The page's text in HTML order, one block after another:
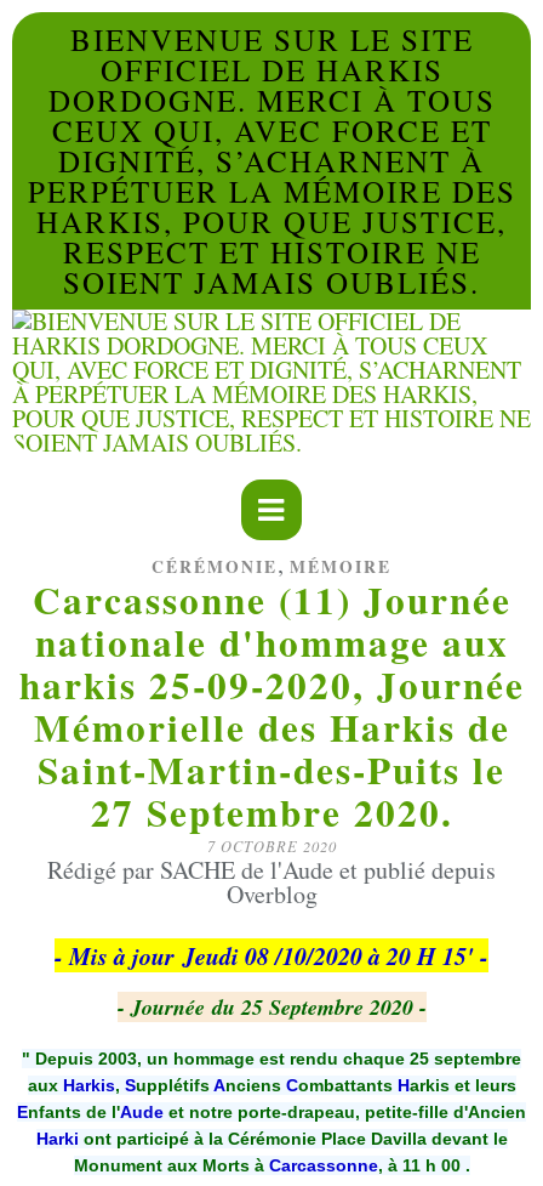
BIENVENUE SUR LE SITE
OFFICIEL DE HARKIS
DORDOGNE. MERCI À TOUS
CEUX QUI, AVEC FORCE ET
DIGNITÉ, S’ACHARNENT À
PERPÉTUER LA MÉMOIRE DES
HARKIS, POUR QUE JUSTICE,
RESPECT ET HISTOIRE NE
SOIENT JAMAIS OUBLIÉS.
CÉRÉMONIE, MÉMOIRE
Carcassonne (11) Journée
nationale d'hommage aux
harkis 25-09-2020, Journée
Mémorielle des Harkis de
Saint-Martin-des-Puits le
27 Septembre 2020.
7 OCTOBRE 2020
Rédigé par SACHE de l'Aude et publié depuis
Overblog
- Mis à jour Jeudi 08 /10/2020 à 20 H 15' -
- Journéedu 25 Septembre 2020 -
" Depuis 2003, un hommage est rendu chaque 25 septembre
aux Harkis, SupplétifsAnciens Combattants Harkis et leurs
Enfants de l'Aude et notre porte-drapeau, petite-fille d'Ancien
Harki ont participé à la Cérémonie Place Davilla devant le
Monument aux Morts àCarcassonne, à 11 h 00 .